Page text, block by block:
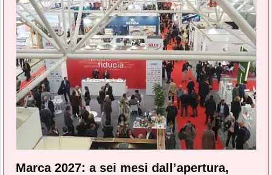
Marca 2027: a sei mesi dall’apertura,